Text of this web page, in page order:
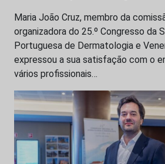
Maria João Cruz, membro da
organizadora do 25.º Congresso da
Portuguesa de Dermatologia e
expressou a sua satisfação com o
vários profissionais…